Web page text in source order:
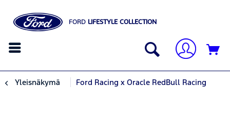
FORD LIFESTYLE COLLECTION
Yleisnäkymä Ford Racing x Oracle RedBull Racing